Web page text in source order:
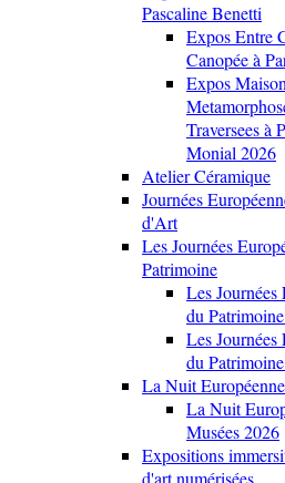
Pascaline Benetti
Expos Entre
Canopée à
Expos
Traversees à
Monial 2026
Atelier Céramique
Journées
d'Art
Les Journées
Patrimoine
Les Journées
du
Les Journées
du
La Nuit
La Nuit
Musées 2026
Expositions